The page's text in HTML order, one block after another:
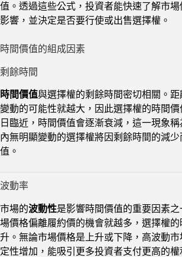
值。透過這些公式，投資者能快速了解市
影響，並決定是否要行使或出售選擇權。
時間價值的組成因素
剩餘時間
時間價值與選擇權的剩餘時間密切相關。距
變動的可能性就越大，因此選擇權的時間
日臨近，時間價值會逐漸衰減，這一現象稱
內無明顯變動的選擇權將因剩餘時間的減
值。
波動率
市場的波動性是影響時間價值的重要因素之
場價格偏離履約價的機會就越多，選擇權
升。無論市場價格是上升或下降，高波動
定性增加，能吸引更多投資者支付更高的權